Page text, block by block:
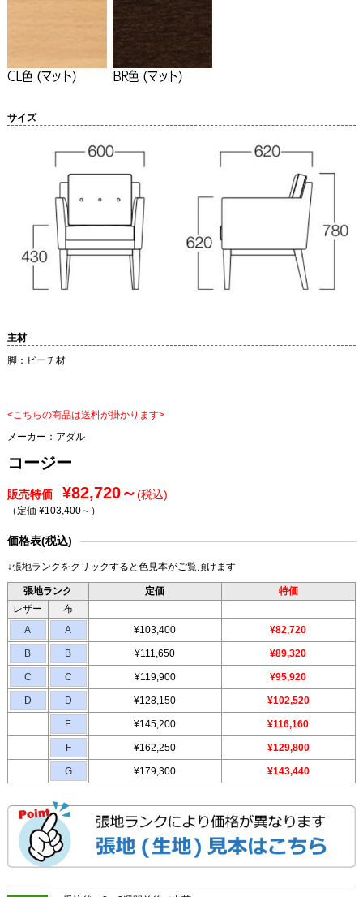
サイズ
主材
脚：ビーチ材
<こちらの商品は送料が掛かります>
メーカー： アダル
コージー
販売特価 ¥82,720～(税込)
（定価 ¥103,400～ ）
価格表(税込)
↓張地ランクをクリックすると色見本がご覧頂けます
張地ランク 定価
特価
レザー
布
A
A ¥103,400 ¥82,720
B B ¥111,650 ¥89,320
C C ¥119,900 ¥95,920
D D ¥128,150 ¥102,520
E ¥145,200 ¥116,160
F ¥162,250 ¥129,800
G ¥179,300 ¥143,440